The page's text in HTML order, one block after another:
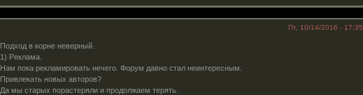
Пт, 10/14/2016 - 17:35
Подход в корне неверный.
1) Реклама.
Нам пока рекламировать нечего. Форум давно стал неинтересным.
Привлекать новых авторов?
Да мы старых порастеряли и продолжаем терять.